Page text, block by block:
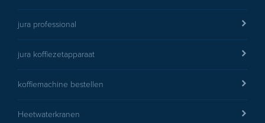
jura professional
jura koffiezetapparaat
koffiemachine bestellen
Heetwaterkranen